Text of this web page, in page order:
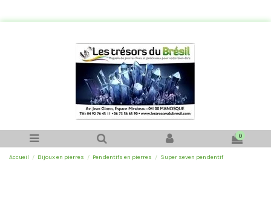
0
Accueil Bijoux en pierres Pendentifs en pierres Super seven pendentif